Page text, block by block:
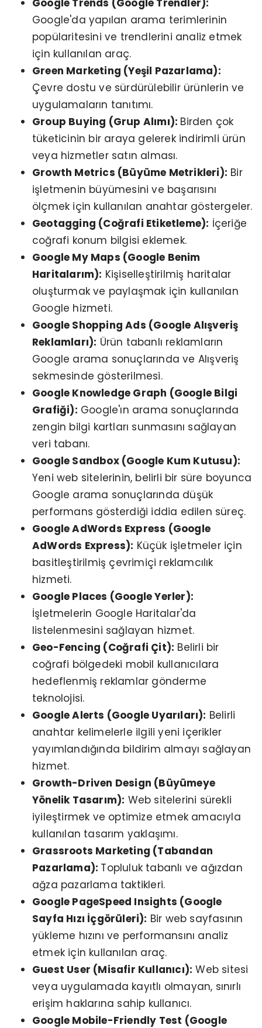
Google Trends (Google Trendler):
Google'da yapılan arama terimlerinin
popülaritesini ve trendlerini analiz etmek
için kullanılan araç.
Green Marketing (Yeşil Pazarlama):
Çevre dostu ve sürdürülebilir ürünlerin ve
uygulamaların tanıtımı.
Group Buying (Grup Alımı): Birden çok
tüketicinin bir araya gelerek indirimli ürün
veya hizmetler satın alması.
Growth Metrics (Büyüme Metrikleri): Bir
işletmenin büyümesini ve başarısını
ölçmek için kullanılan anahtar göstergeler.
Geotagging (Coğrafi Etiketleme): İçeriğe
coğrafi konum bilgisi eklemek.
Google My Maps (Google Benim
Haritalarım): Kişiselleştirilmiş haritalar
oluşturmak ve paylaşmak için kullanılan
Google hizmeti.
Google Shopping Ads (Google Alışveriş
Reklamları): Ürün tabanlı reklamların
Google arama sonuçlarında ve Alışveriş
sekmesinde gösterilmesi.
Google Knowledge Graph (Google Bilgi
Grafiği): Google'ın arama sonuçlarında
zengin bilgi kartları sunmasını sağlayan
veri tabanı.
Google Sandbox (Google Kum Kutusu):
Yeni web sitelerinin, belirli bir süre boyunca
Google arama sonuçlarında düşük
performans gösterdiği iddia edilen süreç.
Google AdWords Express (Google
AdWords Express): Küçük işletmeler için
basitleştirilmiş çevrimiçi reklamcılık
hizmeti.
Google Places (Google Yerler):
İşletmelerin Google Haritalar'da
listelenmesini sağlayan hizmet.
Geo-Fencing (Coğrafi Çit): Belirli bir
coğrafi bölgedeki mobil kullanıcılara
hedeflenmiş reklamlar gönderme
teknolojisi.
Google Alerts (Google Uyarıları): Belirli
anahtar kelimelerle ilgili yeni içerikler
yayımlandığında bildirim almayı sağlayan
hizmet.
Growth-Driven Design (Büyümeye
Yönelik Tasarım): Web sitelerini sürekli
iyileştirmek ve optimize etmek amacıyla
kullanılan tasarım yaklaşımı.
Grassroots Marketing (Tabandan
Pazarlama): Topluluk tabanlı ve ağızdan
ağza pazarlama taktikleri.
Google PageSpeed Insights (Google
Sayfa Hızı İçgörüleri): Bir web sayfasının
yükleme hızını ve performansını analiz
etmek için kullanılan araç.
Guest User (Misafir Kullanıcı): Web sitesi
veya uygulamada kayıtlı olmayan, sınırlı
erişim haklarına sahip kullanıcı.
Google Mobile-Friendly Test (Google